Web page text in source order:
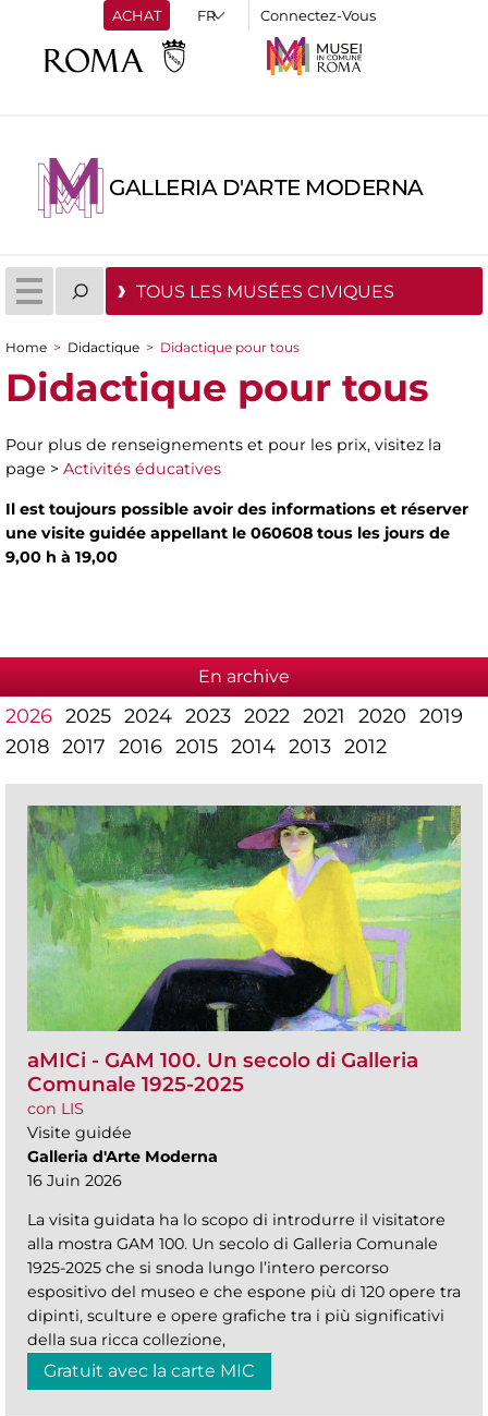
ACHAT Connectez-Vous
GALLERIA D'ARTE MODERNA
TOUS LES MUSÉES CIVIQUES
You are here
Home > Didactique > Didactique pour tous
Didactique pour tous
Pour plus de renseignements et pour les prix, visitez la
page > Activités éducatives
Il est toujours possible avoir des informations et réserver
une visite guidée appellant le 060608 tous les jours de
9,00 h à 19,00
En archive
2026 2025 2024 2023 2022 2021 2020 2019
2018 2017 2016 2015 2014 2013 2012
aMICi - GAM 100. Un secolo di Galleria
Comunale 1925-2025
con LIS
Visite guidée
Galleria d'Arte Moderna
16 Juin 2026
La visita guidata ha lo scopo di introdurre il visitatore
alla mostra GAM 100. Un secolo di Galleria Comunale
1925-2025 che si snoda lungo l’intero percorso
espositivo del museo e che espone più di 120 opere tra
dipinti, sculture e opere grafiche tra i più significativi
della sua ricca collezione,
Gratuit avec la carte MIC